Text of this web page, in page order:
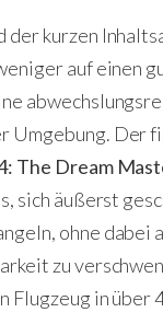
der kurzen
auf einen
Umgebung. Der
The Dream
sich äußerst
ohne
zu
Flugzeug in